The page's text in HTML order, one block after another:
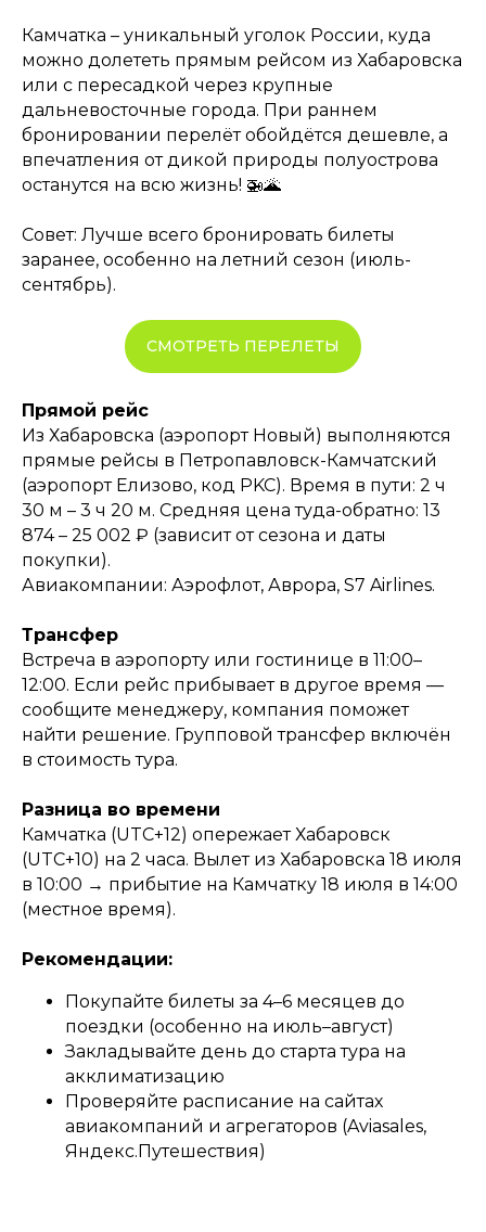
Камчатка – уникальный уголок России, куда
можно долететь прямым рейсом из Хабаровска
или с пересадкой через крупные
дальневосточные города. При раннем
бронировании перелёт обойдётся дешевле, а
впечатления от дикой природы полуострова
останутся на всю жизнь! 🚁🌋
Совет: Лучше всего бронировать билеты
заранее, особенно на летний сезон (июль-
сентябрь).
СМОТРЕТЬ ПЕРЕЛЕТЫ
Прямой рейс
Из Хабаровска (аэропорт Новый) выполняются
прямые рейсы в Петропавловск-Камчатский
(аэропорт Елизово, код PKC). Время в пути: 2 ч
30 м – 3 ч 20 м. Средняя цена туда-обратно: 13
874 – 25 002 ₽ (зависит от сезона и даты
покупки).
Авиакомпании: Аэрофлот, Аврора, S7 Airlines.
Трансфер
Встреча в аэропорту или гостинице в 11:00–
12:00. Если рейс прибывает в другое время —
сообщите менеджеру, компания поможет
найти решение. Групповой трансфер включён
в стоимость тура.
Разница во времени
Камчатка (UTC+12) опережает Хабаровск
(UTC+10) на 2 часа. Вылет из Хабаровска 18 июля
в 10:00 → прибытие на Камчатку 18 июля в 14:00
(местное время).
Рекомендации:
Покупайте билеты за 4–6 месяцев до
поездки (особенно на июль–август)
Закладывайте день до старта тура на
акклиматизацию
Проверяйте расписание на сайтах
авиакомпаний и агрегаторов (Aviasales,
Яндекс.Путешествия)